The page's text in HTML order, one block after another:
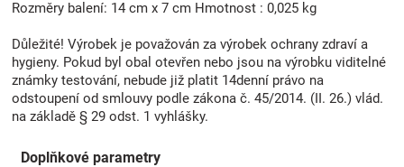
Rozměry balení: 14 cm x 7 cm Hmotnost : 0,025 kg
Důležité! Výrobek je považován za výrobek ochrany zdraví a
hygieny. Pokud byl obal otevřen nebo jsou na výrobku viditelné
známky testování, nebude již platit 14denní právo na
odstoupení od smlouvy podle zákona č. 45/2014. (II. 26.) vlád.
na základě § 29 odst. 1 vyhlášky.
Doplňkové parametry